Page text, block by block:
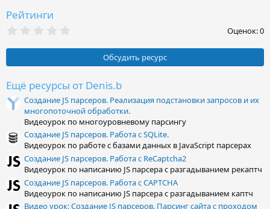
Рейтинги
0
з
ё
з
д
Оценок: 0
Обсудить ресурс
Ещё ресурсы от Denis.b
Создание JS парсеров. Реализация подстановки запросов и их
многопоточной обработки.
Видеоурок по многоуровневому парсингу
Создание JS парсеров. Работа с SQLite.
Видеоурок по работе с базами данных в JavaScript парсерах
Создание JS парсеров. Работа с ReCaptcha2
Видеоурок по написанию JS парсера с разгадыванием рекаптч
Создание JS парсеров. Работа с CAPTCHA
Видеоурок по написанию JS парсера с разгадыванием каптч
Видео урок: Создание JS парсеров. Парсинг сайта с проходом